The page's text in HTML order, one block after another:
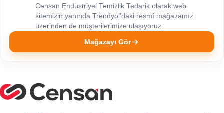
Censan Endüstriyel Temizlik Tedarik olarak web
sitemizin yanında Trendyol’daki resmî mağazamız
üzerinden de müşterilerimize ulaşıyoruz.
Mağazayı Gör